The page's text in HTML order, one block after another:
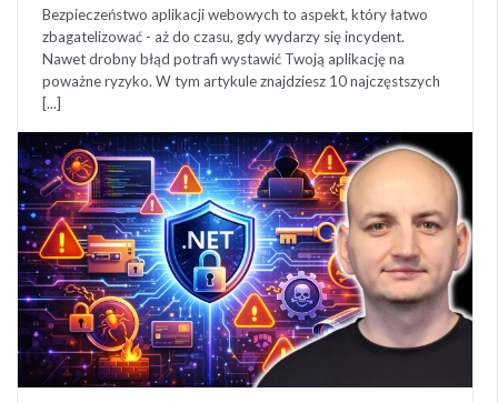
Bezpieczeństwo aplikacji webowych to aspekt, który łatwo
zbagatelizować - aż do czasu, gdy wydarzy się incydent.
Nawet drobny błąd potrafi wystawić Twoją aplikację na
poważne ryzyko. W tym artykule znajdziesz 10 najczęstszych
[...]